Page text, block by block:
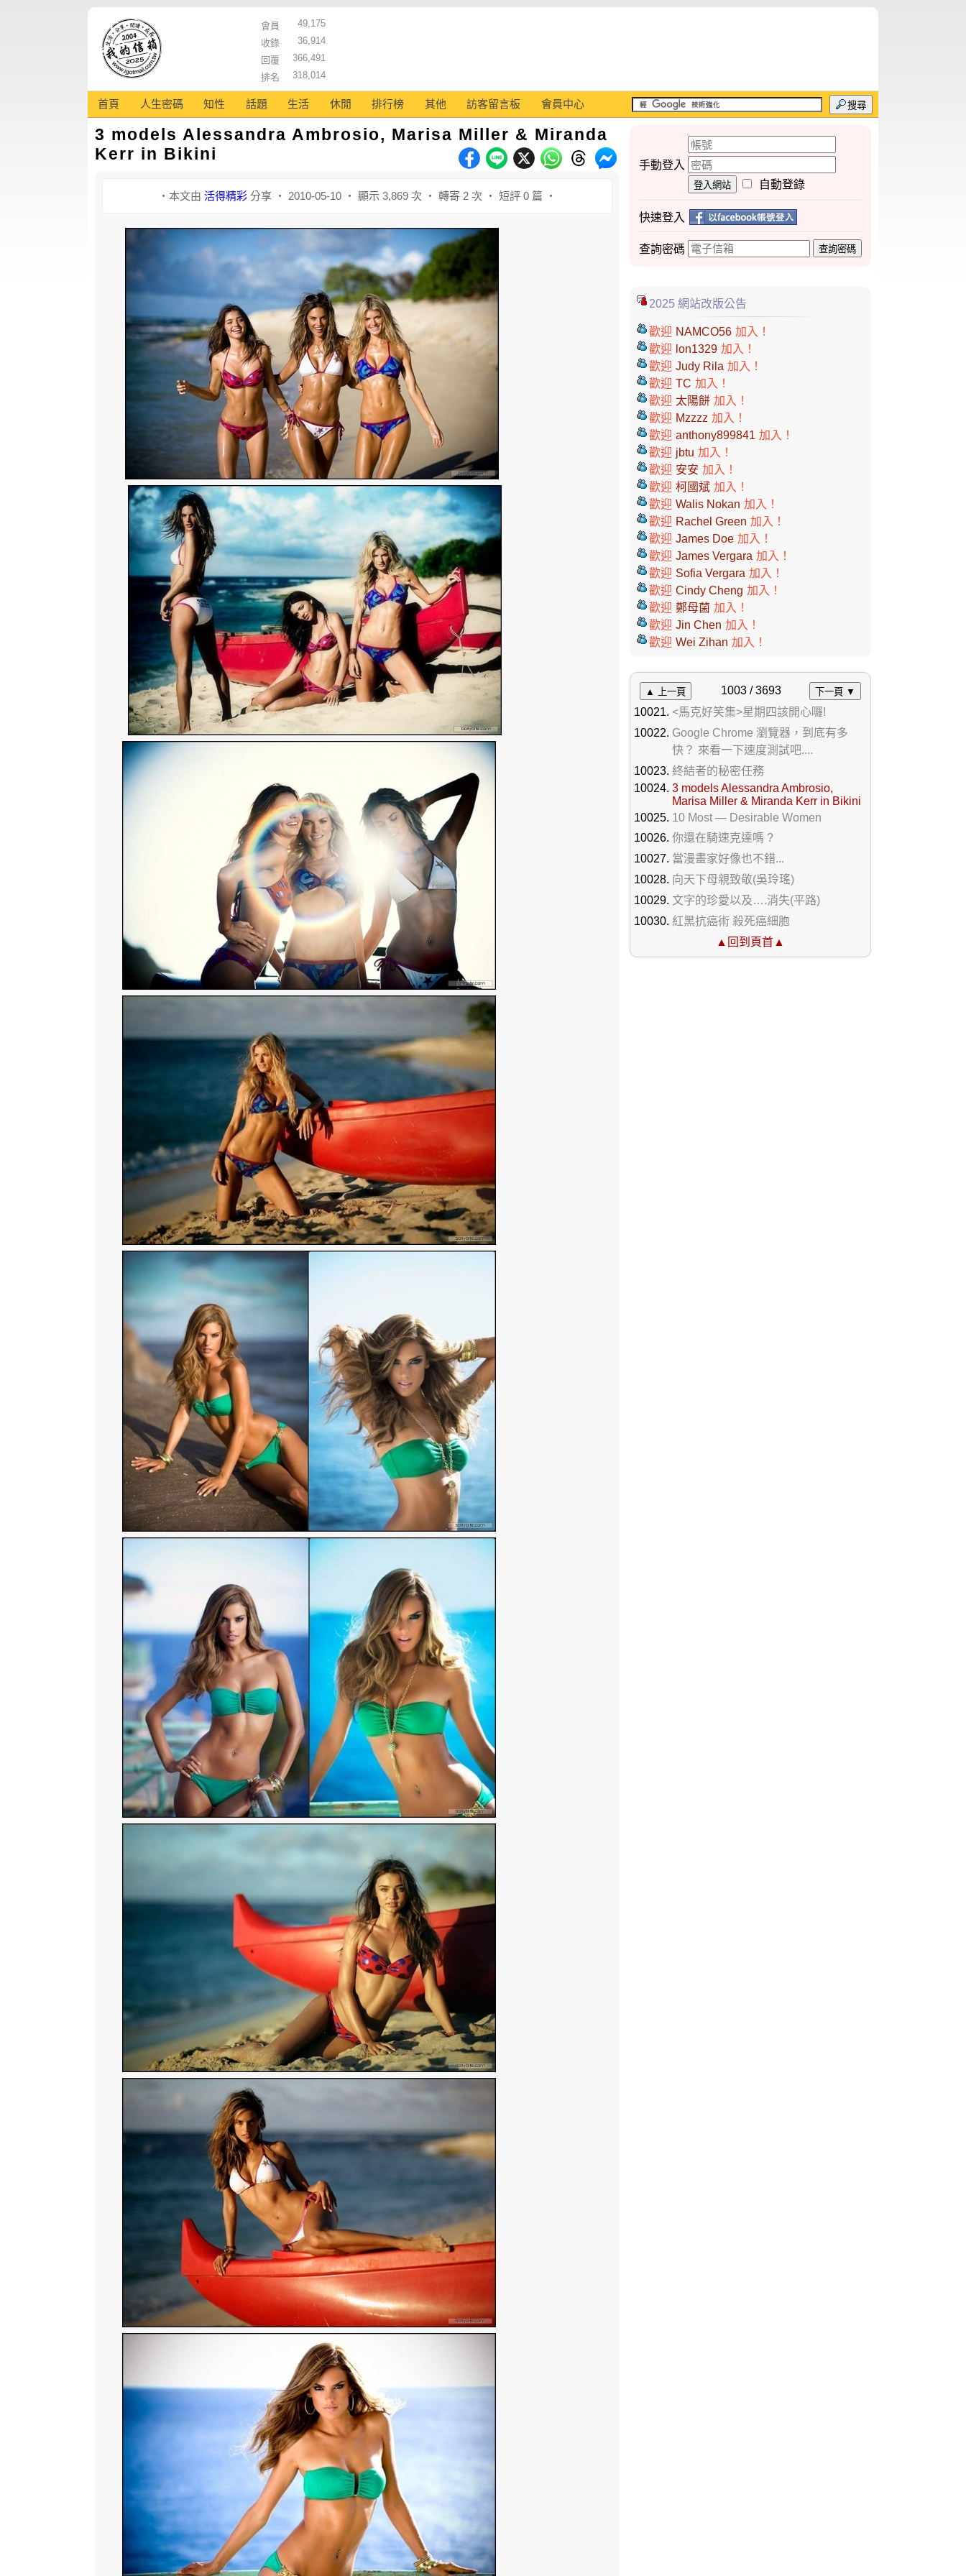
會員
49,175
收錄
36,914
回覆
366,491
排名
318,014
首頁 人生密碼 知性 話題 生活 休閒 排行榜 其他 訪客留言板 會員中心 搜尋
3 models Alessandra Ambrosio, Marisa Miller & Miranda
Kerr in Bikini
‧本文由 活得精彩 分享 ‧ 2010-05-10 ‧ 顯示 3,869 次 ‧ 轉寄 2 次 ‧ 短評 0 篇 ‧
手動登入
登入網站 自動登錄
快速登入
查詢密碼 查詢密碼
2025 網站改版公告
歡迎 NAMCO56 加入！
歡迎 lon1329 加入！
歡迎 Judy Rila 加入！
歡迎 TC 加入！
歡迎 太陽餅 加入！
歡迎 Mzzzz 加入！
歡迎 anthony899841 加入！
歡迎 jbtu 加入！
歡迎 安安 加入！
歡迎 柯國斌 加入！
歡迎 Walis Nokan 加入！
歡迎 Rachel Green 加入！
歡迎 James Doe 加入！
歡迎 James Vergara 加入！
歡迎 Sofia Vergara 加入！
歡迎 Cindy Cheng 加入！
歡迎 鄭母菌 加入！
歡迎 Jin Chen 加入！
歡迎 Wei Zihan 加入！
▲ 上一頁 1003 / 3693 下一頁 ▼
<馬克好笑集>星期四該開心囉!
Google Chrome 瀏覽器，到底有多
快？ 來看一下速度測試吧....
終結者的秘密任務
3 models Alessandra Ambrosio,
Marisa Miller & Miranda Kerr in Bikini
10 Most — Desirable Women
你還在騎速克達嗎 ?
當漫畫家好像也不錯...
向天下母親致敬(吳玲瑤)
文字的珍愛以及….消失(平路)
紅黑抗癌術 殺死癌細胞
▲回到頁首▲